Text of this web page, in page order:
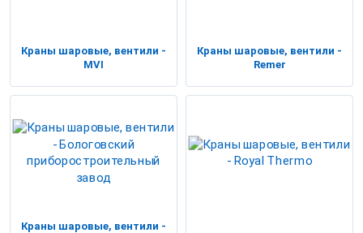
Краны шаровые, вентили -
MVI
Краны шаровые, вентили -
Remer
Краны шаровые, вентили -